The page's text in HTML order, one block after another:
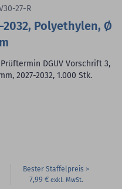
27-R
2032, Polyethylen, Ø
DGUV Vorschrift 3,
2027-2032, 1.000 Stk.
Bester Staffelpreis
7,99 €